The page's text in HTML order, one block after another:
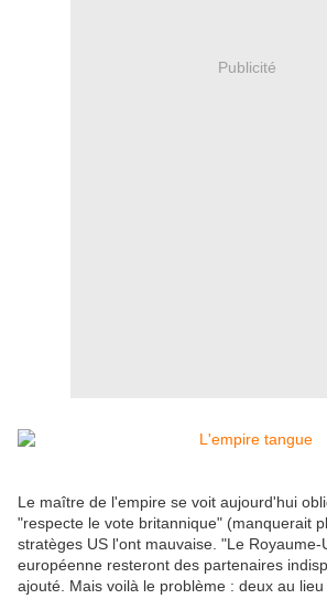
Publicité
Le maître de l'empire se voit aujourd'hui
"respecte le vote britannique" (manquerait
stratèges US l'ont mauvaise. "Le Royaume-
européenne resteront des partenaires
ajouté. Mais voilà le problème : deux au